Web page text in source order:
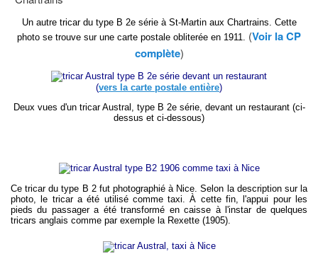
Un autre tricar du type B 2e série à St-Martin aux Chartrains. Cette
photo se trouve sur une carte postale obliterée en 1911. (Voir la CP
complète)
(vers la carte postale entière)
Deux vues d'un tricar Austral, type B 2e série, devant un restaurant (ci-
dessus et ci-dessous)
Ce tricar du type B 2 fut photographié à Nice. Selon la description sur la
photo, le tricar a été utilisé comme taxi. À cette fin, l'appui pour les
pieds du passager a été transformé en caisse à l'instar de quelques
tricars anglais comme par exemple la Rexette (1905).